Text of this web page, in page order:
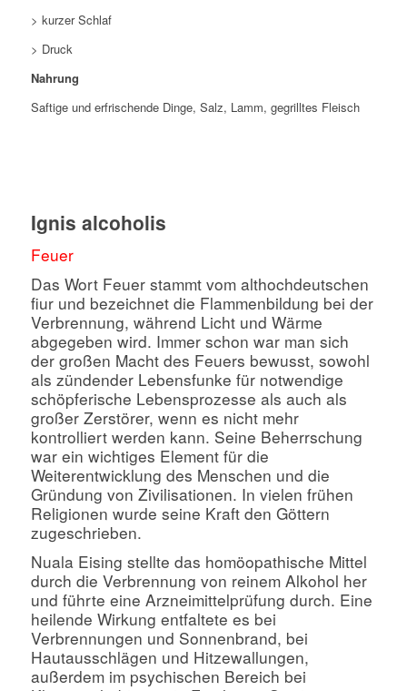
> kurzer Schlaf
> Druck
Nahrung
Saftige und erfrischende Dinge, Salz, Lamm, gegrilltes Fleisch
Ignis alcoholis
Feuer
Das Wort Feuer stammt vom althochdeutschen
fiur und bezeichnet die Flammenbildung bei der
Verbrennung, während Licht und Wärme
abgegeben wird. Immer schon war man sich
der großen Macht des Feuers bewusst, sowohl
als zündender Lebensfunke für notwendige
schöpferische Lebensprozesse als auch als
großer Zerstörer, wenn es nicht mehr
kontrolliert werden kann. Seine Beherrschung
war ein wichtiges Element für die
Weiterentwicklung des Menschen und die
Gründung von Zivilisationen. In vielen frühen
Religionen wurde seine Kraft den Göttern
zugeschrieben.
Nuala Eising stellte das homöopathische Mittel
durch die Verbrennung von reinem Alkohol her
und führte eine Arzneimittelprüfung durch. Eine
heilende Wirkung entfaltete es bei
Verbrennungen und Sonnenbrand, bei
Hautausschlägen und Hitzewallungen,
außerdem im psychischen Bereich bei